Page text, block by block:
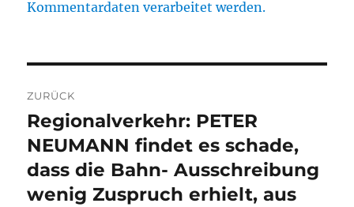
Kommentardaten verarbeitet werden.
ZURÜCK
Vorheriger
Beitrag:
Regionalverkehr: PETER
NEUMANN findet es schade,
dass die Bahn- Ausschreibung
wenig Zuspruch erhielt, aus